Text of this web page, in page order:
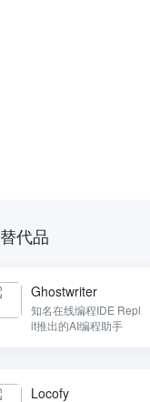
替代品
Ghostwriter
知名在线编程IDE Repl
it推出的AI编程助手
Locofy